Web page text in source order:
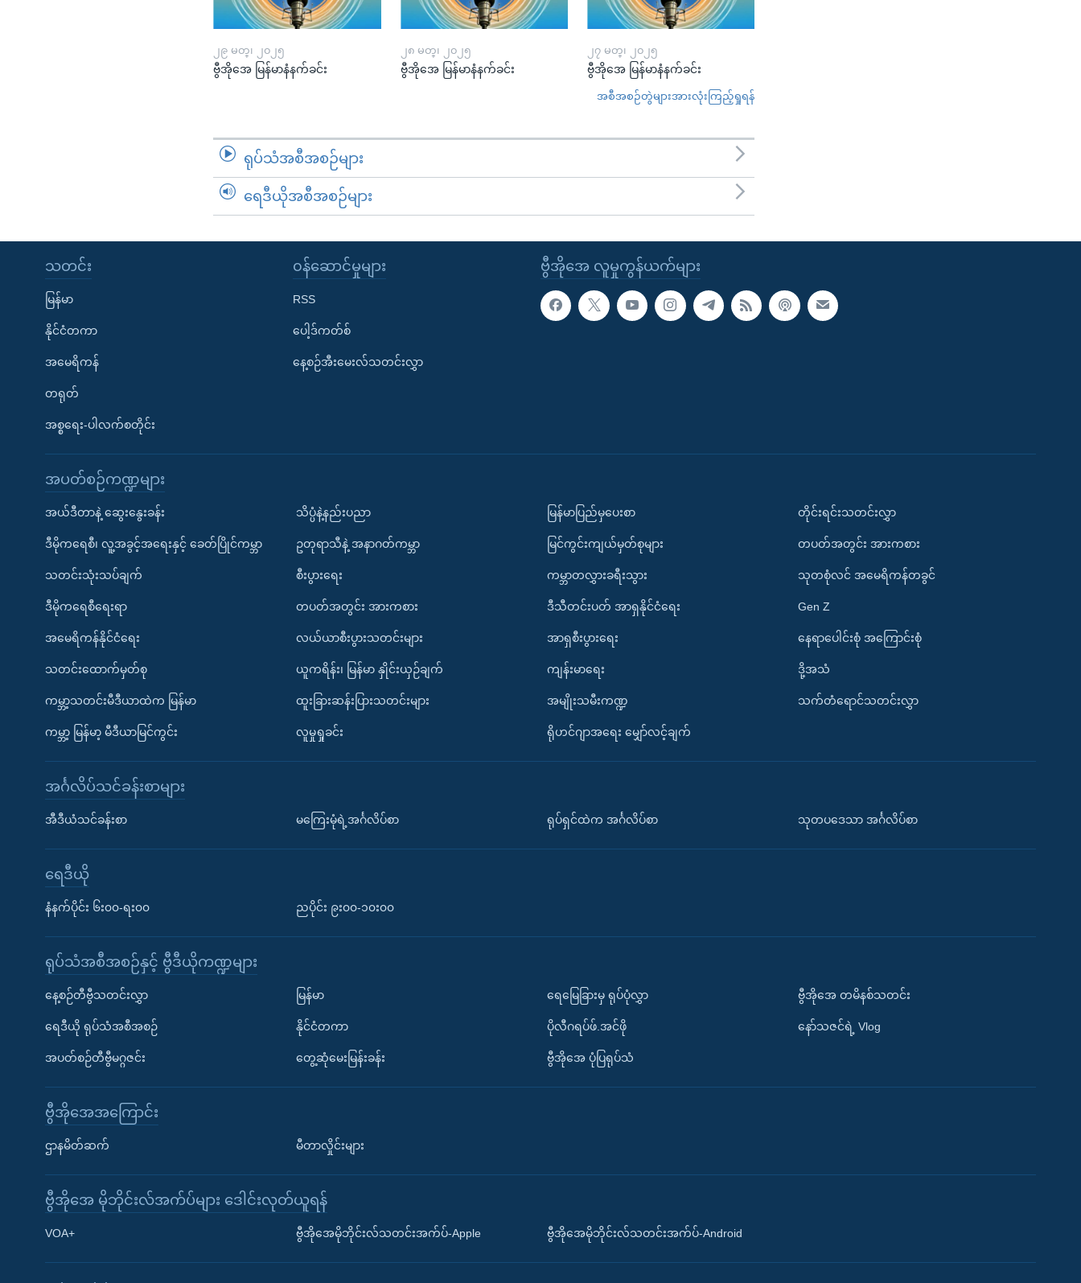
Learning English
၂၉ မတ္၊ ၂၀၂၅
ဗွီအိုအေ မြန်မာနံနက်ခင်း
၂၈ မတ္၊ ၂၀၂၅
ဗွီအိုအေ မြန်မာနံနက်ခင်း
၂၇ မတ္၊ ၂၀၂၅
ဗွီအိုအေ မြန်မာနံနက်ခင်း
အစီအစဉ်တွဲများအားလုံးကြည့်ရှုရန်
ရုပ်သံအစီအစဉ်များ
ရေဒီယိုအစီအစဉ်များ
ဗွီအိုအေ လူမှုကွန်ယက်များ
သတင်း
မြန်မာ
နိုင်ငံတကာ
အမေရိကန်
တရုတ်
အစ္စရေး-ပါလက်စတိုင်း
၀န်ဆောင်မှုများ
RSS
ပေါ့ဒ်ကတ်စ်
နေ့စဉ်အီးမေးလ်သတင်းလွှာ
အပတ်စဉ်ကဏ္ဍများ
အယ်ဒီတာနဲ့ ဆွေးနွေးခန်း
ဒီမိုကရေစီ၊ လူ့အခွင့်အရေးနှင့် ခေတ်ပြိုင်ကမ္ဘာ
သတင်းသုံးသပ်ချက်
ဒီမိုကရေစီရေးရာ
အမေရိကန်နိုင်ငံရေး
သတင်းထောက်မှတ်စု
ကမ္ဘာ့သတင်းမီဒီယာထဲက မြန်မာ
ကမ္ဘာ့ မြန်မာ့ မီဒီယာမြင်ကွင်း
သိပ္ပံနဲ့နည်းပညာ
ဥတုရာသီနဲ့ အနာဂတ်ကမ္ဘာ
စီးပွားရေး
တပတ်အတွင်း အားကစား
လယ်ယာစီးပွားသတင်းများ
ယူကရိန်း၊ မြန်မာ နှိုင်းယှဉ်ချက်
ထူးခြားဆန်းပြားသတင်းများ
လူမှုရှုခင်း
မြန်မာပြည်မှပေးစာ
မြင်ကွင်းကျယ်မှတ်စုများ
ကမ္ဘာတလွှားခရီးသွား
ဒီသီတင်းပတ် အာရှနိုင်ငံရေး
အာရှစီးပွားရေး
ကျန်းမာရေး
အမျိုးသမီးကဏ္ဍ
ရိုဟင်ဂျာအရေး မျှော်လင့်ချက်
တိုင်းရင်းသတင်းလွှာ
တပတ်အတွင်း အားကစား
သုတစုံလင် အမေရိကန်တခွင်
Gen Z
နေရာပေါင်းစုံ အကြောင်းစုံ
ဒို့အသံ
သက်တံရောင်သတင်းလွှာ
အင်္ဂလိပ်သင်ခန်းစာများ
အီဒီယံသင်ခန်းစာ မကြေးမုံရဲ့အင်္ဂလိပ်စာ ရုပ်ရှင်ထဲက အင်္ဂလိပ်စာ သုတပဒေသာ အင်္ဂလိပ်စာ
ရေဒီယို
နံနက်ပိုင်း ၆း၀၀-ရး၀၀ ညပိုင်း ၉း၀၀-၁၀း၀၀
ရုပ်သံအစီအစဉ်နှင့် ဗွီဒီယိုကဏ္ဍများ
နေ့စဉ်တီဗွီသတင်းလွှာ
ရေဒီယို ရုပ်သံအစီအစဉ်
အပတ်စဉ်တီဗွီမဂ္ဂဇင်း
မြန်မာ
နိုင်ငံတကာ
တွေ့ဆုံမေးမြန်းခန်း
ရေမြေခြားမှ ရုပ်ပုံလွှာ
ပိုလီဂရပ်ဖ်.အင်ဖို
ဗွီအိုအေ ပုံပြရုပ်သံ
ဗွီအိုအေ တမိနစ်သတင်း
နော်သဇင်ရဲ့ Vlog
ဗွီအိုအေအကြောင်း
ဌာနမိတ်ဆက် မီတာလှိုင်းများ
ဗွီအိုအေ မိုဘိုင်းလ်အက်ပ်များ ဒေါင်းလုတ်ယူရန်
VOA+ ဗွီအိုအေမိုဘိုင်းလ်သတင်းအက်ပ်-Apple ဗွီအိုအေမိုဘိုင်းလ်သတင်းအက်ပ်-Android